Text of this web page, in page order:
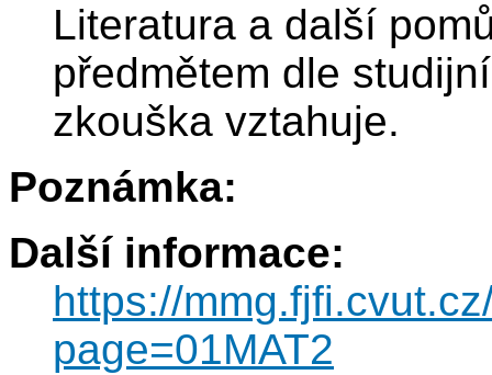
Literatura a další
předmětem dle
zkouška vztahuje.
Poznámka:
Další informace:
https://
page=01MAT2